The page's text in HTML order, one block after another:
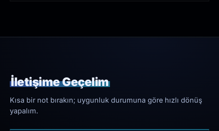
İletişime Geçelim
Kısa bir not bırakın; uygunluk durumuna göre hızlı dönüş
yapalım.